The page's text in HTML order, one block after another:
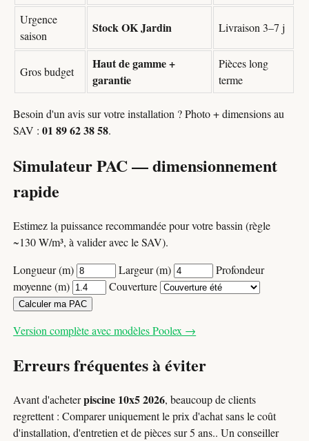
Urgence
saison
Stock OK Jardin Livraison 3–7 j
Gros budget
Haut de gamme +
garantie
Pièces long
terme
Besoin d'un avis sur votre installation ? Photo + dimensions au
SAV :01 89 62 38 58.
Simulateur PAC — dimensionnement
rapide
Estimez la puissance recommandée pour votre bassin (règle
~130 W/m³, à valider avec le SAV).
Longueur (m)
Largeur (m)
Profondeur
moyenne (m)
Couverture
Calculer ma PAC
Version complète avec modèles Poolex →
Erreurs fréquentes à éviter
Avant d'acheterpiscine 10x5 2026, beaucoup de clients
regrettent : Comparer uniquement le prix d'achat sans le coût
d'installation, d'entretien et de pièces sur 5 ans.. Un conseiller